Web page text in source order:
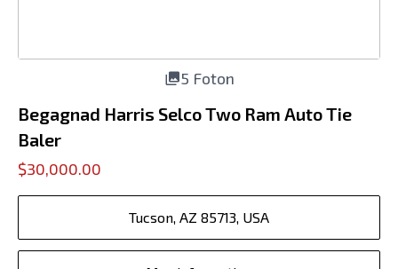
5 Foton
Begagnad Harris Selco Two Ram Auto Tie
Baler
$30,000.00
Tucson, AZ 85713, USA